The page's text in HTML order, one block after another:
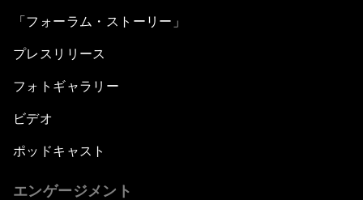
「フォーラム・ストーリー」
プレスリリース
フォトギャラリー
ビデオ
ポッドキャスト
エンゲージメント